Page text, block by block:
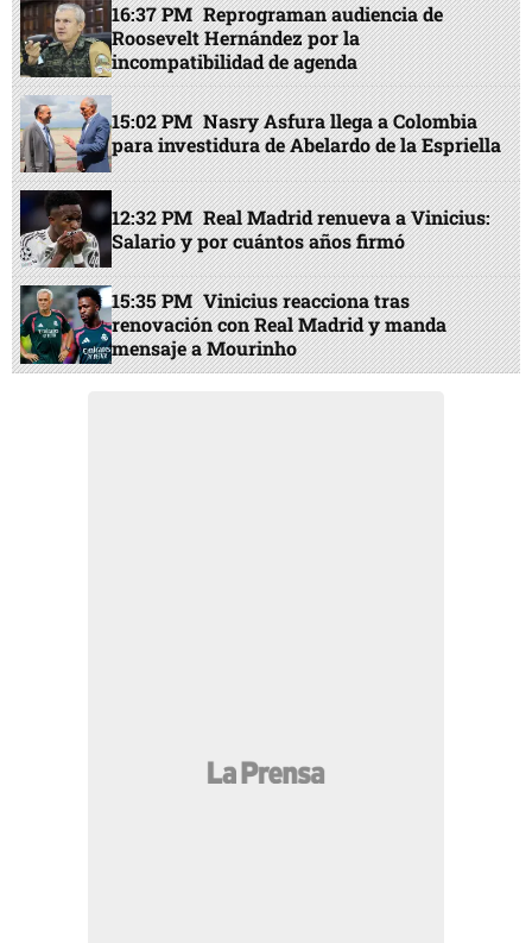
16:37 PM Reprograman audiencia de
Roosevelt Hernández por la
incompatibilidad de agenda
15:02 PM Nasry Asfura llega a Colombia
para investidura de Abelardo de la Espriella
12:32 PM Real Madrid renueva a Vinicius:
Salario y por cuántos años firmó
15:35 PM Vinicius reacciona tras
renovación con Real Madrid y manda
mensaje a Mourinho